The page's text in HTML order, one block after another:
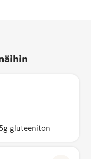
gluteeniton